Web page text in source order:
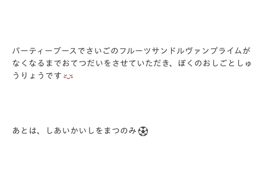
パーティーブースでさいごのフルーツサンドルヴァンプライムが
なくなるまでおてつだいをさせていただき、ぼくのおしごとしゅ
うりょうです
あとは、しあいかいしをまつのみ